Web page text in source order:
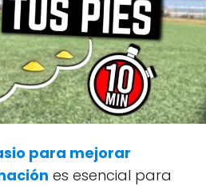
para mejorar
es esencial para